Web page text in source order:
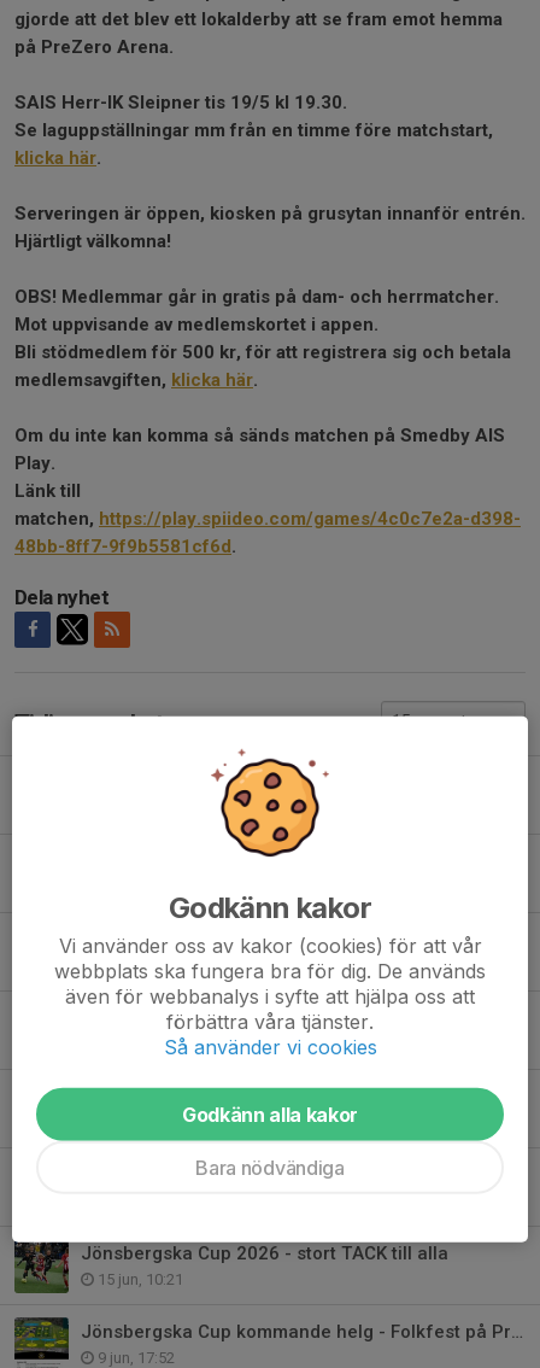
gjorde att det blev ett lokalderby att se fram emot hemma
på PreZero Arena.
SAIS Herr-IK Sleipner tis 19/5 kl 19.30.
Se laguppställningar mm från en timme före matchstart,
klicka här.
Serveringen är öppen, kiosken på grusytan innanför entrén.
Hjärtligt välkomna!
OBS! Medlemmar går in gratis på dam- och herrmatcher.
Mot uppvisande av medlemskortet i appen.
Bli stödmedlem för 500 kr, för att registrera sig och betala
medlemsavgiften, klicka här.
Om du inte kan komma så sänds matchen på Smedby AIS
Play.
Länk till
matchen, https://play.spiideo.com/games/4c0c7e2a-d398-
48bb-8ff7-9f9b5581cf6d .
Dela nyhet
Tidigare nyheter
SAIS Herr-Örebro Syrianska IF, lör 1/8 kl 13.00
SAIS Dam-Hertzöga BK, lör 27/6 kl 13.00
26 jun, 13:00
Kvarglömt och överblivet
23 jun, 17:14
Nytt konstgräs på B-plan
Jönsbergska Cup 2026 - stort TACK till alla
15 jun, 10:21
Jönsbergska Cup kommande helg - Folkfest på PreZero Arena - Välkomna!
9 jun, 17:52
Godkänn kakor
Vi använder oss av kakor (cookies) för att vår
webbplats ska fungera bra för dig. De används
även för webbanalys i syfte att hjälpa oss att
förbättra våra tjänster.
Så använder vi cookies
Godkänn alla kakor
Bara nödvändiga